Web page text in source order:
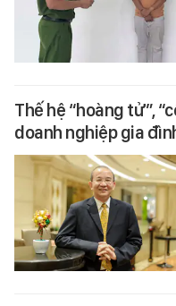
Thế hệ “hoàng tử”,
doanh nghiệp gia